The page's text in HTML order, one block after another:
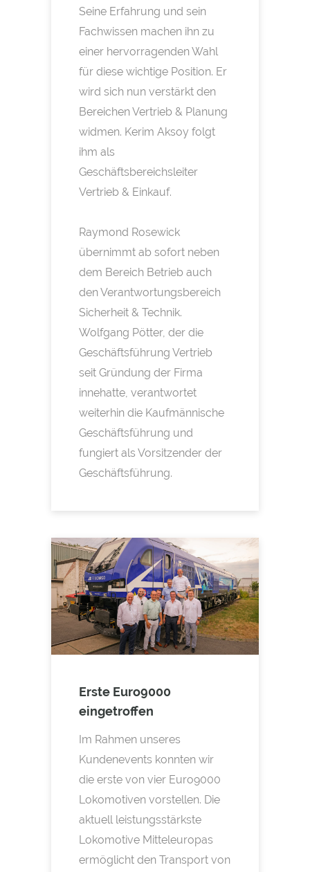
Seine Erfahrung und sein
Fachwissen machen ihn zu
einer hervorragenden Wahl
für diese wichtige Position. Er
wird sich nun verstärkt den
Bereichen Vertrieb & Planung
widmen. Kerim Aksoy folgt
ihm als
Geschäftsbereichsleiter
Vertrieb & Einkauf.
Raymond Rosewick
übernimmt ab sofort neben
dem Bereich Betrieb auch
den Verantwortungsbereich
Sicherheit & Technik.
Wolfgang Pötter, der die
Geschäftsführung Vertrieb
seit Gründung der Firma
innehatte, verantwortet
weiterhin die Kaufmännische
Geschäftsführung und
fungiert als Vorsitzender der
Geschäftsführung.
Erste Euro9000
eingetroffen
Im Rahmen unseres
Kundenevents konnten wir
die erste von vier Euro9000
Lokomotiven vorstellen. Die
aktuell leistungsstärkste
Lokomotive Mitteleuropas
ermöglicht den Transport von